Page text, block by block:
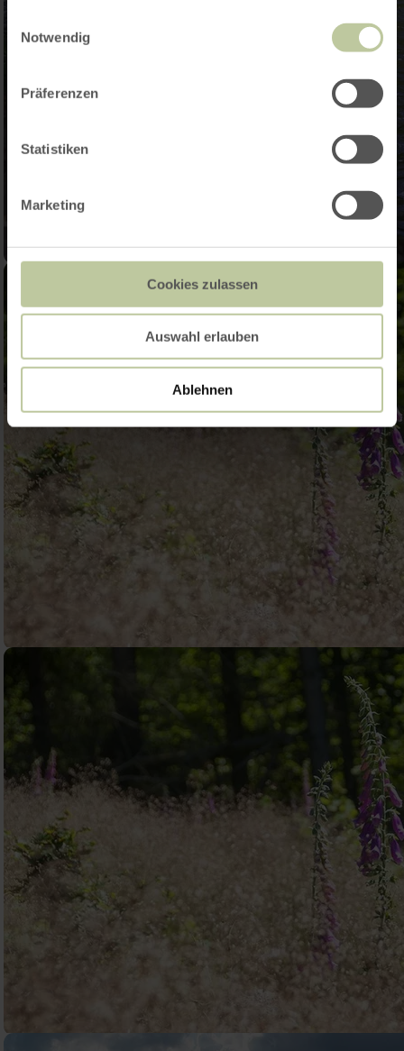
Notwendig
Präferenzen
Statistiken
Marketing
Cookies zulassen
Auswahl erlauben
Ablehnen